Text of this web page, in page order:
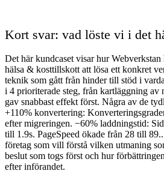
Kort svar: vad löste vi i det
Det här kundcaset visar hur
hälsa & kosttillskott att lösa ett konkret
teknik som gått från hinder till stöd i
i 4 prioriterade steg, från kartläggning av
gav snabbast effekt först. Några av de
+110% konvertering:
efter migreringen. −60% laddningstid:
till 1.9s. PageSpeed ökade från 28 till 89.
företag som vill förstå vilken utmaning
beslut som togs först och hur
efter införandet.